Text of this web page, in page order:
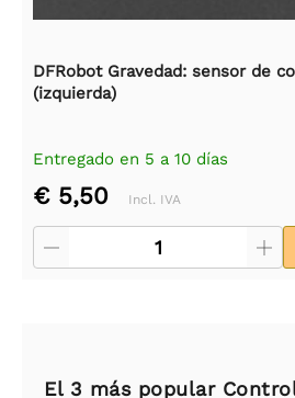
DFRobot Gravedad: sensor de
(izquierda)
Entregado en 5 a 10 días
€ 5,50 Incl. IVA
El 3 más popular